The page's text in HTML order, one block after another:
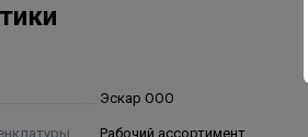
Эскар ООО
Рабочий ассортимент